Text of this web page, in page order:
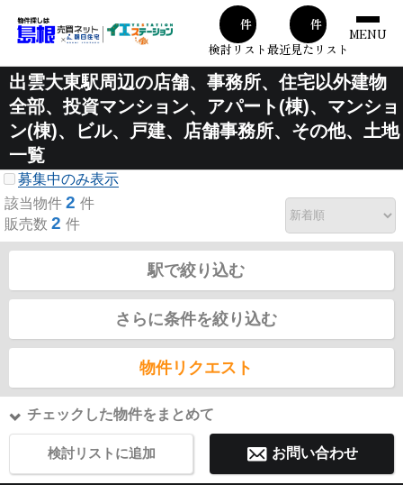
00件
検討リスト
00件
最近見たリスト
MENU
出雲大東駅周辺の店舗、事務所、住宅以外建物
全部、投資マンション、アパート(棟)、マンショ
ン(棟)、ビル、戸建、店舗事務所、その他、土地
一覧
募集中のみ表示
該当物件 2 件
販売数 2 件
駅で絞り込む
さらに条件を絞り込む
物件リクエスト
チェックした物件をまとめて
検討リストに追加 お問い合わせ